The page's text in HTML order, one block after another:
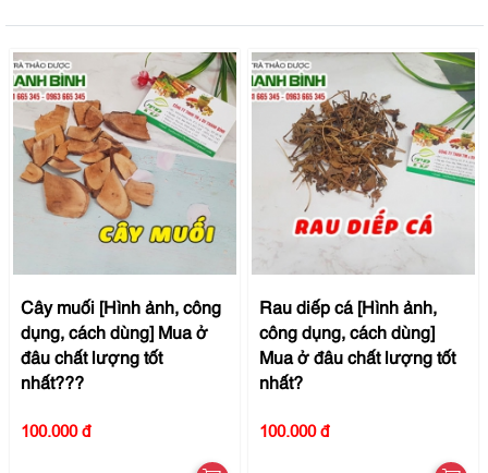
Cây muối [Hình ảnh, công
dụng, cách dùng] Mua ở
đâu chất lượng tốt
nhất???
100.000 đ
Rau diếp cá [Hình ảnh,
công dụng, cách dùng]
Mua ở đâu chất lượng tốt
nhất?
100.000 đ